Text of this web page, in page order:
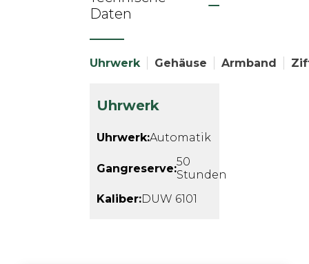
Daten
Uhrwerk Gehäuse Armband
Uhrwerk
Uhrwerk:Automatik
Gangreserve:50
Stunden
Kaliber:DUW 6101